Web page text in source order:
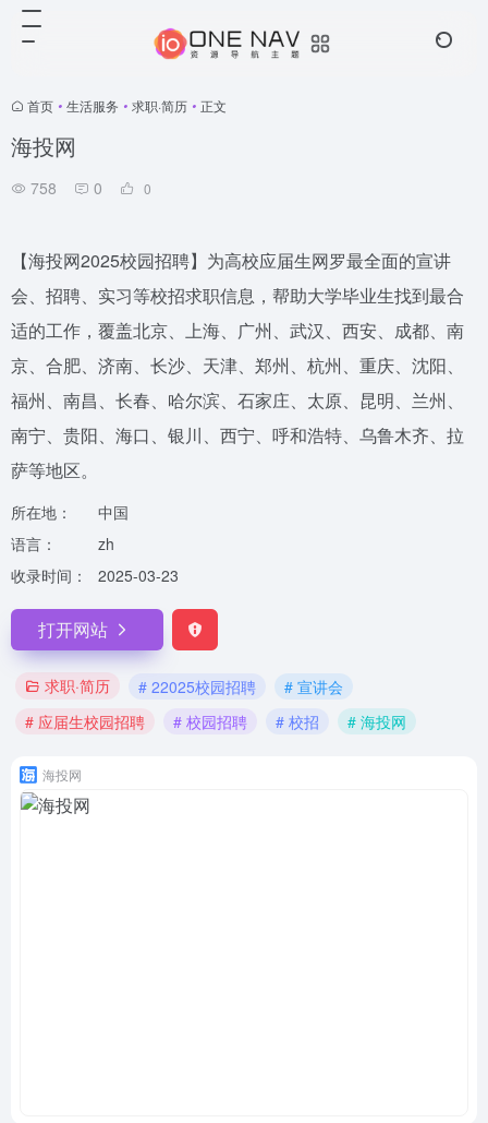
首页 • 生活服务 • 求职·简历 • 正文
海投网
758 0 0
【海投网2025校园招聘】为高校应届生网罗最全面的宣讲
会、招聘、实习等校招求职信息，帮助大学毕业生找到最合
适的工作，覆盖北京、上海、广州、武汉、西安、成都、南
京、合肥、济南、长沙、天津、郑州、杭州、重庆、沈阳、
福州、南昌、长春、哈尔滨、石家庄、太原、昆明、兰州、
南宁、贵阳、海口、银川、西宁、呼和浩特、乌鲁木齐、拉
萨等地区。
所在地：
中国
语言：
zh
收录时间：
2025-03-23
打开网站
求职·简历 # 22025校园招聘
# 宣讲会
# 应届生校园招聘
# 校园招聘 # 校招 # 海投网
海投网